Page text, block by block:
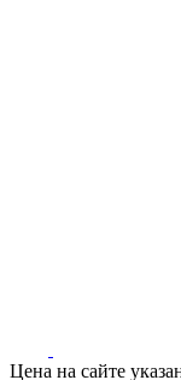
Цена на сайте